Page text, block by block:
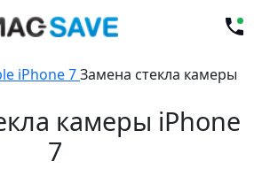
iPhone 7Замена стекла камеры
камеры iPhone
7